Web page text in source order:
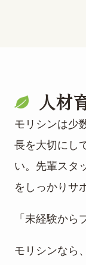
人材
モリシンは少
長を大切にし
い。先輩スタ
をしっかりサ
「未経験から
モリシンなら